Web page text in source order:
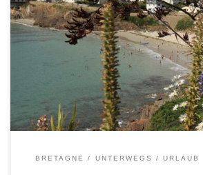
BRETAGNE UNTERWEGS URLAUB